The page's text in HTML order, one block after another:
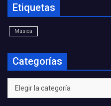
Etiquetas
Música
Categorías
Categorías